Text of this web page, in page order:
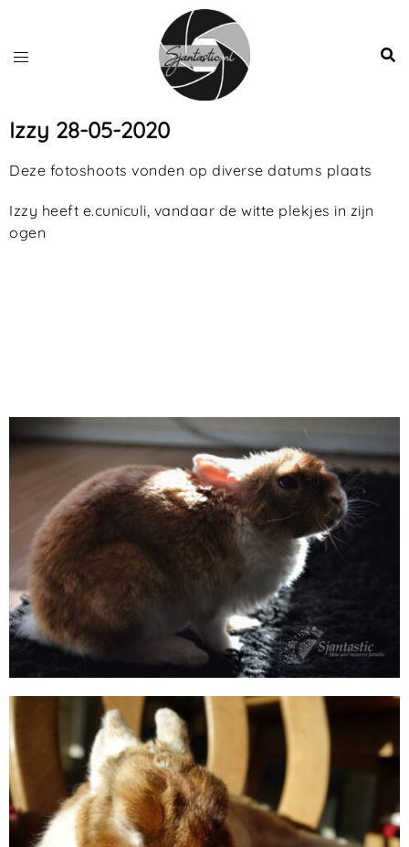
Izzy 28-05-2020
Deze fotoshoots vonden op diverse datums plaats
Izzy heeft e.cuniculi, vandaar de witte plekjes in zijn
ogen